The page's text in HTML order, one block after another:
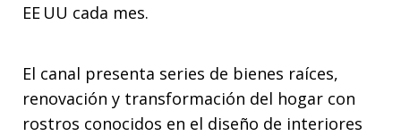
EE UU cada mes.
El canal presenta series de bienes raíces,
renovación y transformación del hogar con
rostros conocidos en el diseño de interiores